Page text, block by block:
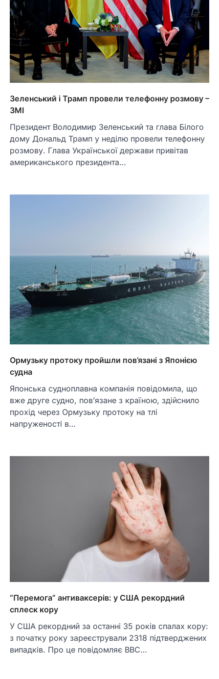
Зеленський і Трамп провели телефонну розмову –
ЗМІ
Президент Володимир Зеленський та глава Білого
дому Дональд Трамп у неділю провели телефонну
розмову. Глава Української держави привітав
американського президента…
Ормузьку протоку пройшли пов’язані з Японією
судна
Японська судноплавна компанія повідомила, що
вже друге судно, пов’язане з країною, здійснило
прохід через Ормузьку протоку на тлі
напруженості в…
“Перемога” антиваксерів: у США рекордний
сплеск кору
У США рекордний за останні 35 років спалах кору:
з початку року зареєстрували 2318 підтверджених
випадків. Про це повідомляє BBC…